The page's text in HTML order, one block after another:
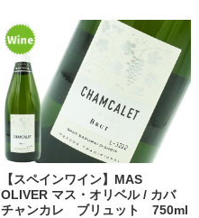
【スペインワイン】MAS
OLIVER マス・オリベル / カバ
チャンカレ ブリュット 750ml